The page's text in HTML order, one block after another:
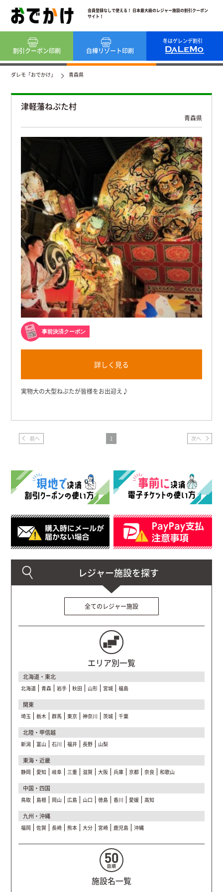
会員登録なしで使える！ 日本最大級のレジャー施設の割引クーポン
サイト！
冬はゲレンデ割引
割引クーポン印刷 白樺リゾート印刷
ダレモ「おでかけ」 青森県
津軽藩ねぷた村
青森県
事前決済クーポン
詳しく見る
実物大の大型ねぷたが皆様をお出迎え♪
前へ 1 次へ
全てのレジャー施設
エリア別一覧
北海道・東北
北海道 青森 岩手 秋田 山形 宮城 福島
関東
埼玉 栃木 群馬 東京 神奈川 茨城 千葉
北陸・甲信越
新潟 富山 石川 福井 長野 山梨
東海・近畿
静岡 愛知 岐阜 三重 滋賀 大阪 兵庫 京都 奈良 和歌山
中国・四国
鳥取 島根 岡山 広島 山口 徳島 香川 愛媛 高知
九州・沖縄
福岡 佐賀 長崎 熊本 大分 宮崎 鹿児島 沖縄
施設名一覧